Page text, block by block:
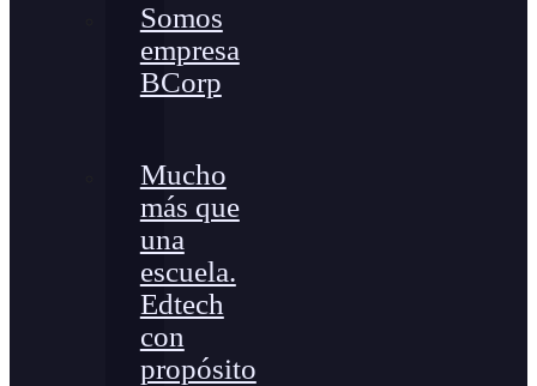
Somos
empresa
BCorp
Mucho
más que
una
escuela.
Edtech
con
propósito